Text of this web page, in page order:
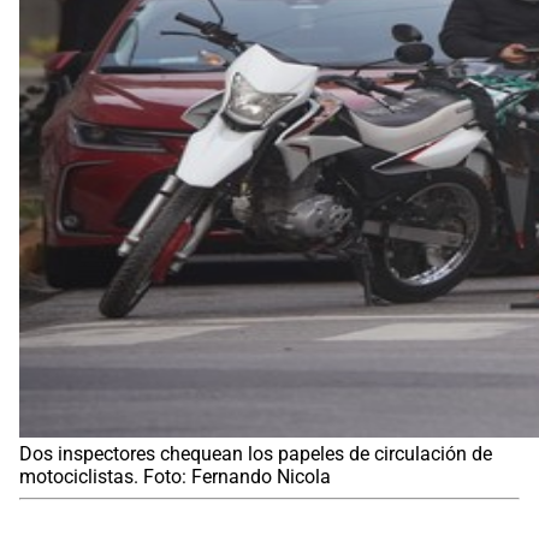
Dos inspectores chequean los papeles de circulación de
motociclistas. Foto: Fernando Nicola